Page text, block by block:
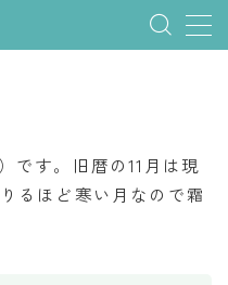
です。旧暦の11月は現
るほど寒い月なので霜